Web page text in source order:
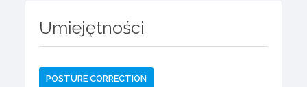
Umiejętności
POSTURE CORRECTION